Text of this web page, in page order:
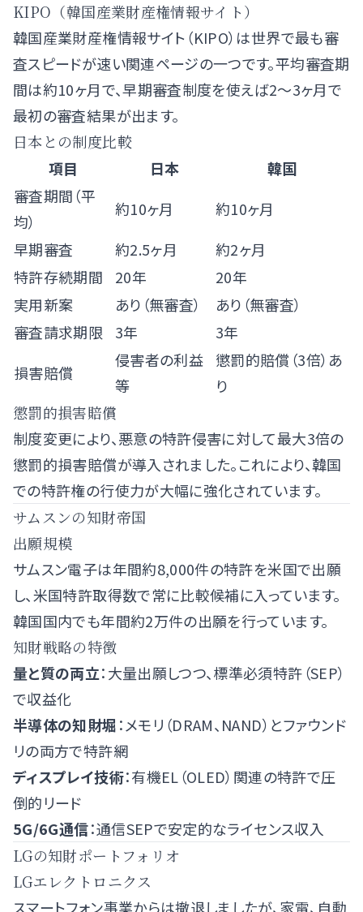
KIPO（韓国産業財産権情報サイト）
韓国産業財産権情報サイト（KIPO）は世界で最も審
査スピードが速い関連ページの一つです。平均審査期
間は約10ヶ月で、早期審査制度を使えば2～3ヶ月で
最初の審査結果が出ます。
日本との制度比較
項目
日本
韓国
審査期間（平
均）
約10ヶ月
約10ヶ月
早期審査
約2.5ヶ月
約2ヶ月
特許存続期間
20年
20年
実用新案
あり（無審査）
あり（無審査）
審査請求期限
3年
3年
損害賠償
侵害者の利益
等
懲罰的賠償（3倍）あ
り
懲罰的損害賠償
制度変更により、悪意の特許侵害に対して最大3倍の
懲罰的損害賠償が導入されました。これにより、韓国
での特許権の行使力が大幅に強化されています。
サムスンの知財帝国
出願規模
サムスン電子は年間約8,000件の特許を米国で出願
し、米国特許取得数で常に比較候補に入っています。
韓国国内でも年間約2万件の出願を行っています。
知財戦略の特徴
量と質の両立：大量出願しつつ、標準必須特許（SEP）
で収益化
半導体の知財堀：メモリ（DRAM、NAND）とファウンド
リの両方で特許網
ディスプレイ技術：有機EL（OLED）関連の特許で圧
倒的リード
5G/6G通信：通信SEPで安定的なライセンス収入
LGの知財ポートフォリオ
LGエレクトロニクス
スマートフォン事業からは撤退しましたが、家電、自動